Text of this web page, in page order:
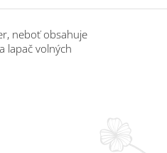
neboť obsahuje
lapač volných